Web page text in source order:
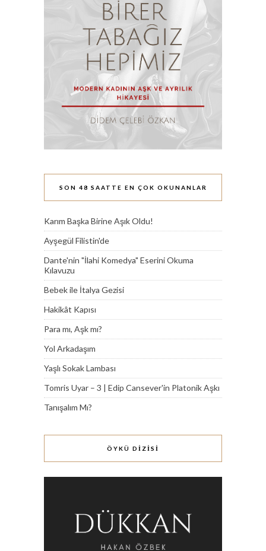
SON 48 SAATTE EN ÇOK OKUNANLAR
Karım Başka Birine Aşık Oldu!
Ayşegül Filistin'de
Dante'nin "İlahi Komedya" Eserini Okuma
Kılavuzu
Bebek ile İtalya Gezisi
Hakikât Kapısı
Para mı, Aşk mı?
Yol Arkadaşım
Yaşlı Sokak Lambası
Tomris Uyar – 3 | Edip Cansever'in Platonik Aşkı
Tanışalım Mı?
ÖYKÜ DİZİSİ